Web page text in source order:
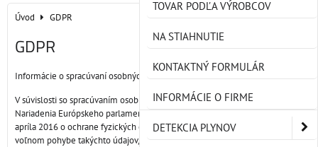
VLHKOSŤ
TLAK
PRÚDENIE
HLADINA
DETEKCIA PLYNOV
TOVAR PODĽA VÝROBCOV
NA STIAHNUTIE
KONTAKTNÝ FORMULÁR
INFORMÁCIE O FIRME
Úvod GDPR
GDPR
Informácie o spracúvaní osobných údajov
V súvislosti so spracúvaním osobných údajov, Vám v zmysle čl. 13
Nariadenia Európskeho parlamentu a Rady EÚ 2016/679 (GDPR) z 27.
apríla 2016 o ochrane fyzických osôb pri spracúvaní osobných údajov a
voľnom pohybe takýchto údajov, poskytujeme nasledujúce informácie.